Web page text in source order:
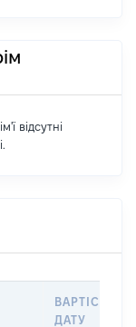
відсутні
ВАРТІСТЬ НА
ДАТУ